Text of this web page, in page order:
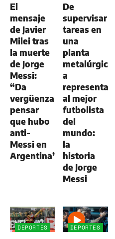
El
mensaje
de Javier
Milei tras
la muerte
de Jorge
Messi:
“Da
vergüenza
pensar
que hubo
anti-
Messi en
Argentina”
De
supervisar
tareas en
una
planta
metalúrgica
a
representar
al mejor
futbolista
del
mundo:
la
historia
de Jorge
Messi
DEPORTES DEPORTES